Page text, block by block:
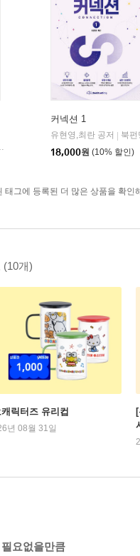
커넥션 1
유현영,최란 공저
북펀
18,000원 (10% 할인)
태그에 등록된 더 많은 상품을 확인
(10개)
릭터즈 유리컵
년 08월 31일
요없을만큼